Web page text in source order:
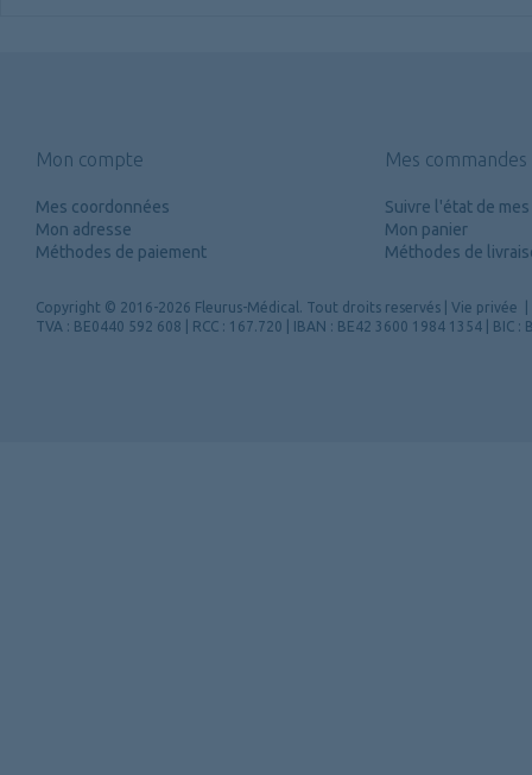
Mon compte
Mes coordonnées
Mon adresse
Méthodes de paiement
Mes commandes
Suivre l'état de
Mon panier
Méthodes de
Copyright © 2016-2026 Fleurus-Médical. Tout droits reservés Vie privée
TVA : BE0440 592 608 | RCC : 167.720 | IBAN : BE42 3600 1984 1354 | BIC :